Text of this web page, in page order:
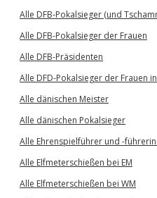
Alle DFB-Pokalsieger (und
Alle DFB-Pokalsieger der Frauen
Alle DFB-Präsidenten
Alle DFD-Pokalsieger der Frauen
Alle dänischen Meister
Alle dänischen Pokalsieger
Alle Ehrenspielführer und -
Alle Elfmeterschießen bei EM
Alle Elfmeterschießen bei WM